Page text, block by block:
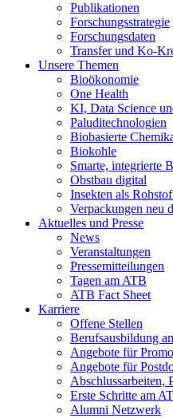
Publikationen
Forschungsstrategie
Forschungsdaten
Transfer und Ko-
Unsere Themen
Bioökonomie
One Health
KI, Data Science
Paluditechnologien
Biobasierte
Biokohle
Smarte, integrierte
Obstbau digital
Insekten als
Verpackungen neu
Aktuelles und Presse
News
Veranstaltungen
Pressemitteilungen
Tagen am ATB
ATB Fact Sheet
Karriere
Offene Stellen
Berufsausbildung
Angebote für
Angebote für
Abschlussarbeiten,
Erste Schritte am
Alumni Netzwerk